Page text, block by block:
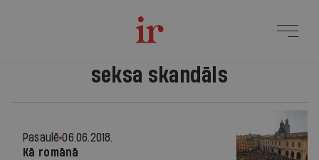
seksa skandāls
Pasaulē 06.06.2018.
Kā romānā